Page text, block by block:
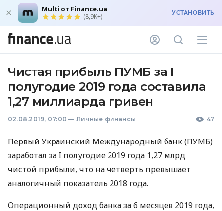
Multi от Finance.ua
(8,9K+) УСТАНОВИТЬ
Чистая прибыль ПУМБ за I
полугодие 2019 года составила
1,27 миллиарда гривен
02.08.2019, 07:00 — Личные финансы 47
Первый Украинский Международный банк (ПУМБ)
заработал за I полугодие 2019 года 1,27 млрд
чистой прибыли, что на четверть превышает
аналогичный показатель 2018 года.
Операционный доход банка за 6 месяцев 2019 года,